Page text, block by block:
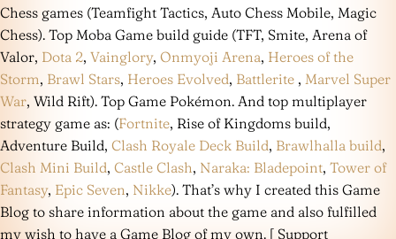
Chess games (Teamfight Tactics, Auto Chess Mobile, Magic
Chess). Top Moba Game build guide (TFT, Smite, Arena of
Valor, Dota 2, Vainglory, Onmyoji Arena, Heroes of the
Storm, Brawl Stars, Heroes Evolved, Battlerite , Marvel Super
War, Wild Rift). Top Game Pokémon. And top multiplayer
strategy game as: (Fortnite, Rise of Kingdoms build,
Adventure Build, Clash Royale Deck Build, Brawlhalla build,
Clash Mini Build, Castle Clash, Naraka: Bladepoint, Tower of
Fantasy, Epic Seven, Nikke). That’s why I created this Game
Blog to share information about the game and also fulfilled
my wish to have a Game Blog of my own. [ Support